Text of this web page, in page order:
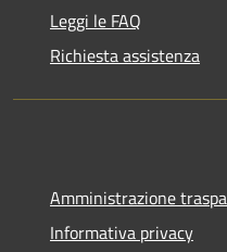
Leggi le FAQ
Richiesta assistenza
Amministrazione
Informativa privacy